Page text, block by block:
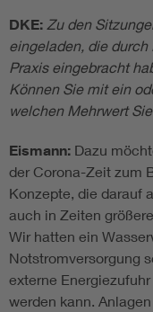
DKE: Zu den
eingeladen, die
Praxis eingebracht
Können Sie mit ein
welchen Mehrwert
Eismann: Dazu
der Corona-Zeit zum
Konzepte, die darauf
auch in Zeiten
Wir hatten ein
Notstromversorgung
externe
werden kann.